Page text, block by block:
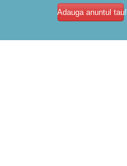
Adauga anuntul tau!